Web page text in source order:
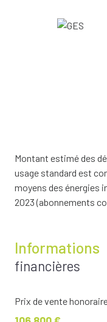
Montant estimé des
usage standard est
moyens des énergies
2023 (abonnements
Informations
financières
Prix de vente